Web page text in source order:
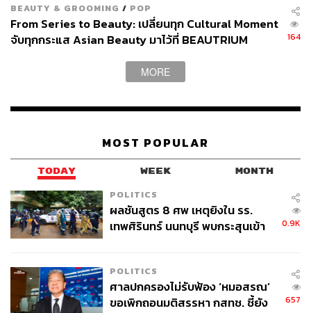
BEAUTY & GROOMING / POP
From Series to Beauty: เปลี่ยนทุก Cultural Moment
จับทุกกระแส Asian Beauty มาไว้ที่ BEAUTRIUM
164
MORE
MOST POPULAR
TODAY WEEK MONTH
POLITICS
ผลชันสูตร 8 ศพ เหตุยิงใน รร.
เทพศิรินทร์ นนทบุรี พบกระสุนเข้า
0.9K
POLITICS
ศาลปกครองไม่รับฟ้อง ‘หมอสรณ’
ขอเพิกถอนมติสรรหา กสทช. ชี้ยัง
657